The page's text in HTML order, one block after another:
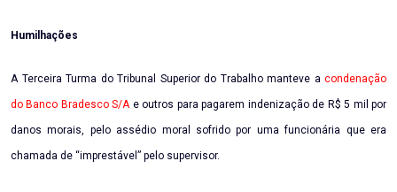
Humilhações
A Terceira Turma do Tribunal Superior do Trabalho manteve a condenação
do Banco Bradesco S/Ae outros para pagarem indenização de R$ 5 mil por
danos morais, pelo assédio moral sofrido por uma funcionária que era
chamada de “imprestável” pelo supervisor.